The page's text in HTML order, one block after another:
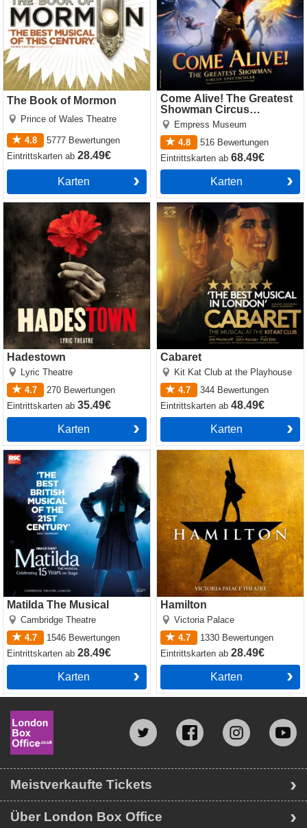
The Book of Mormon
Prince of Wales Theatre
4.8 5777 Bewertungen
Eintrittskartenab28.49€
Karten
Come Alive! The Greatest
Showman Circus
Spectacular
Empress Museum
4.8
516 Bewertungen
Eintrittskartenab68.49€
Karten
Hadestown
Lyric Theatre
4.7
270 Bewertungen
Eintrittskartenab35.49€
Karten
Hadestown
Cabaret
Kit Kat Club at the Playhouse
4.7
344 Bewertungen
Eintrittskartenab48.49€
Karten
Cabaret
Matilda The Musical
Cambridge Theatre
4.7
1546 Bewertungen
Eintrittskartenab28.49€
Karten
Matilda The Musical
Hamilton
Victoria Palace
4.7
1330 Bewertungen
Eintrittskartenab28.49€
Karten
Hamilton
Meistverkaufte Tickets
Über London Box Office